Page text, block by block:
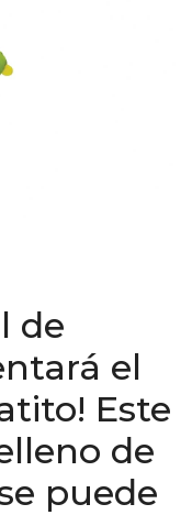
de
el
Este
de
puede